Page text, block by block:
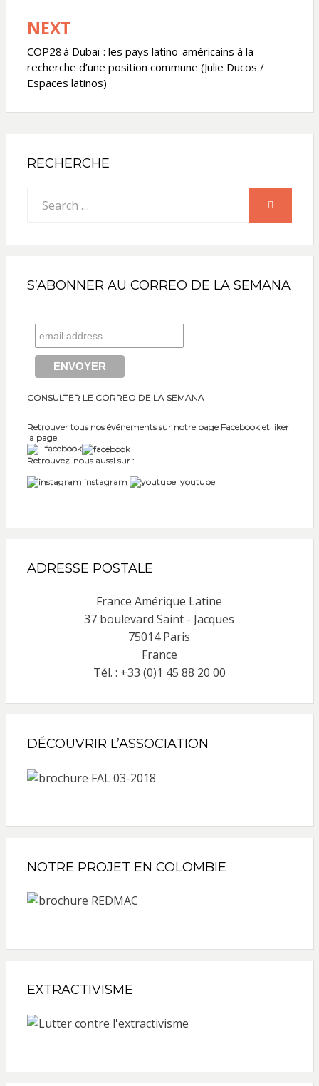
NEXT
COP28 à Dubaï : les pays latino-américains à la
recherche d’une position commune (Julie Ducos /
Espaces latinos)
RECHERCHE
for:
SEARCH
S’ABONNER AU CORREO DE LA SEMANA
CONSULTER LE CORREO DE LA SEMANA
Retrouver tous nos événements sur notre page Facebook et liker
la page
facebook
Retrouvez-nous aussi sur :
instagram
youtube
ADRESSE POSTALE
France Amérique Latine
37 boulevard Saint - Jacques
75014 Paris
France
Tél. : +33 (0)1 45 88 20 00
DÉCOUVRIR L’ASSOCIATION
NOTRE PROJET EN COLOMBIE
EXTRACTIVISME